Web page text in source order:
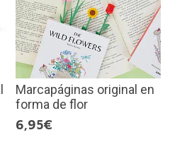
Marcapáginas original en
forma de flor
6,95€